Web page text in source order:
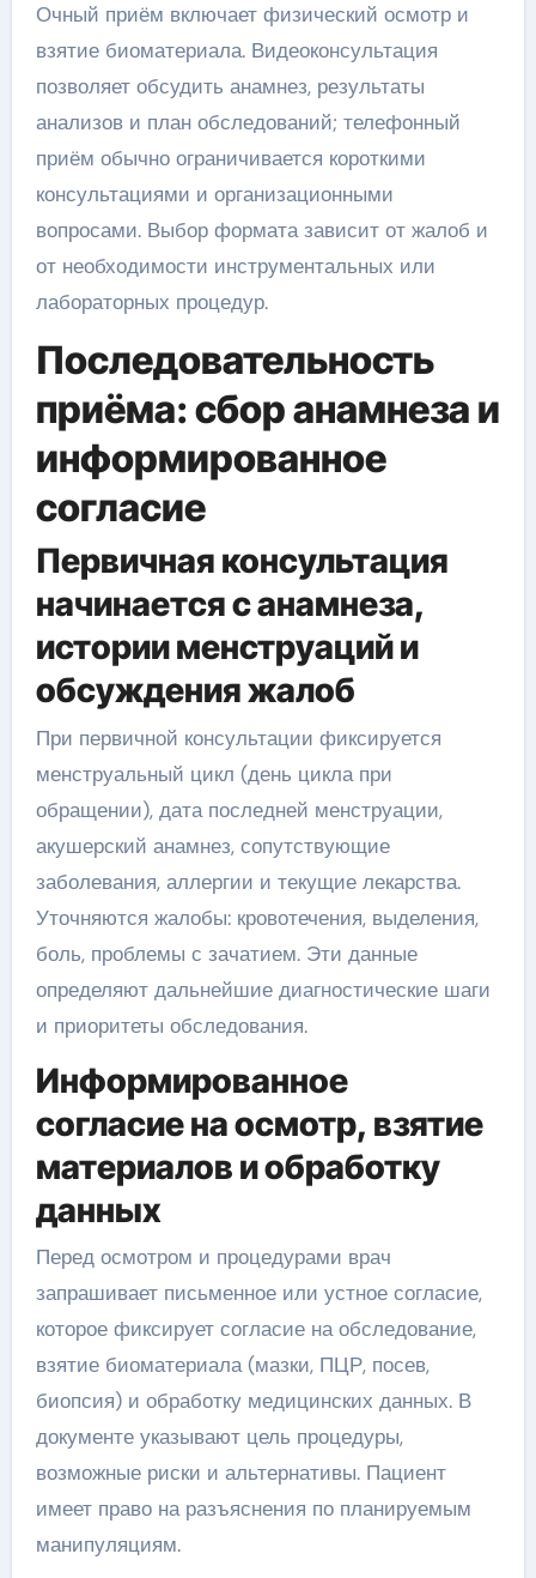
Очный приём включает физический осмотр и
взятие биоматериала. Видеоконсультация
позволяет обсудить анамнез, результаты
анализов и план обследований; телефонный
приём обычно ограничивается короткими
консультациями и организационными
вопросами. Выбор формата зависит от жалоб и
от необходимости инструментальных или
лабораторных процедур.
Последовательность
приёма: сбор анамнеза и
информированное
согласие
Первичная консультация
начинается с анамнеза,
истории менструаций и
обсуждения жалоб
При первичной консультации фиксируется
менструальный цикл (день цикла при
обращении), дата последней менструации,
акушерский анамнез, сопутствующие
заболевания, аллергии и текущие лекарства.
Уточняются жалобы: кровотечения, выделения,
боль, проблемы с зачатием. Эти данные
определяют дальнейшие диагностические шаги
и приоритеты обследования.
Информированное
согласие на осмотр, взятие
материалов и обработку
данных
Перед осмотром и процедурами врач
запрашивает письменное или устное согласие,
которое фиксирует согласие на обследование,
взятие биоматериала (мазки, ПЦР, посев,
биопсия) и обработку медицинских данных. В
документе указывают цель процедуры,
возможные риски и альтернативы. Пациент
имеет право на разъяснения по планируемым
манипуляциям.